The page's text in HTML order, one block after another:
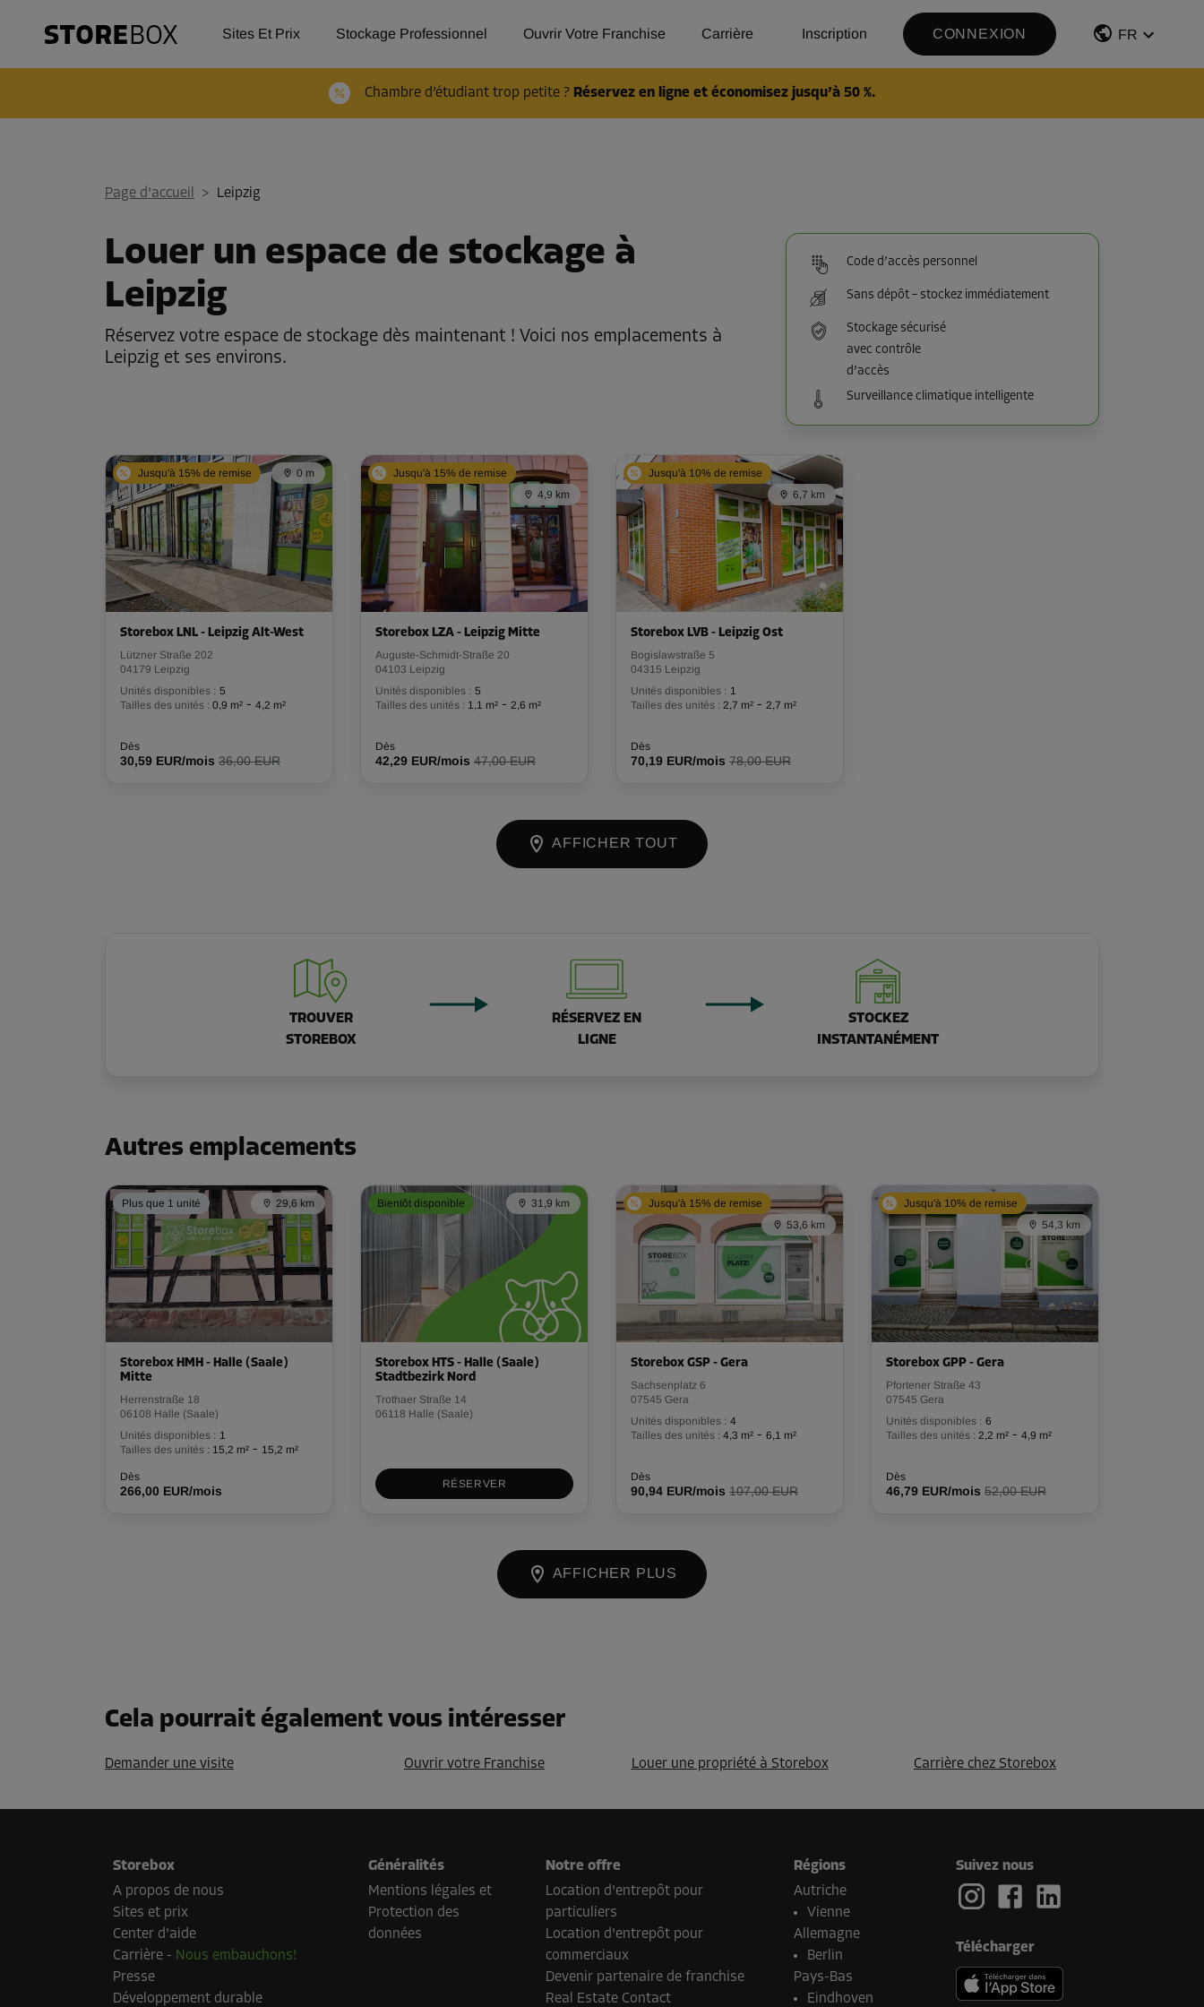
Sites Et Prix Stockage Professionnel Ouvrir Votre Franchise Carrière Inscription CONNEXION FR
Chambre d’étudiant trop petite ? Réservez en ligne et économisez jusqu’à 50 %.
Page d'accueil > Leipzig
Louer un espace de stockage à
Leipzig
Réservez votre espace de stockage dès maintenant ! Voici nos emplacements à
Leipzig et ses environs.
Code d’accès personnel
Sans dépôt – stockez immédiatement
Stockage sécurisé
avec contrôle
d’accès
Surveillance climatique intelligente
Jusqu'à 15% de remise 0 m
Storebox LNL - Leipzig Alt-West
Lützner Straße 202
04179 Leipzig
Unités disponibles : 5
Tailles des unités : 0,9 m² - 4,2 m²
Dès
30,59 EUR/mois 36,00 EUR
Jusqu'à 15% de remise
4,9 km
Storebox LZA - Leipzig Mitte
Auguste-Schmidt-Straße 20
04103 Leipzig
Unités disponibles : 5
Tailles des unités : 1,1 m² - 2,6 m²
Dès
42,29 EUR/mois 47,00 EUR
Jusqu'à 10% de remise
6,7 km
Storebox LVB - Leipzig Ost
Bogislawstraße 5
04315 Leipzig
Unités disponibles : 1
Tailles des unités : 2,7 m² - 2,7 m²
Dès
70,19 EUR/mois 78,00 EUR
AFFICHER TOUT
TROUVER
STOREBOX
RÉSERVEZ EN
LIGNE
STOCKEZ
INSTANTANÉMENT
Autres emplacements
Plus que 1 unité 29,6 km
Storebox HMH - Halle (Saale)
Mitte
Herrenstraße 18
06108 Halle (Saale)
Unités disponibles : 1
Tailles des unités : 15,2 m² - 15,2 m²
Dès
266,00 EUR/mois
Bientôt disponible 31,9 km
Storebox HTS - Halle (Saale)
Stadtbezirk Nord
Trothaer Straße 14
06118 Halle (Saale)
RÉSERVER
Jusqu'à 15% de remise
53,6 km
Storebox GSP - Gera
Sachsenplatz 6
07545 Gera
Unités disponibles : 4
Tailles des unités : 4,3 m² - 6,1 m²
Dès
90,94 EUR/mois 107,00 EUR
Jusqu'à 10% de remise
54,3 km
Storebox GPP - Gera
Pfortener Straße 43
07545 Gera
Unités disponibles : 6
Tailles des unités : 2,2 m² - 4,9 m²
Dès
46,79 EUR/mois 52,00 EUR
AFFICHER PLUS
Cela pourrait également vous intéresser
Demander une visite Ouvrir votre Franchise Louer une propriété à Storebox Carrière chez Storebox
Storebox
A propos de nous
Sites et prix
Center d'aide
Carrière - Nous embauchons!
Presse
Développement durable
Généralités
Mentions légales et
Protection des
données
Notre offre
Location d'entrepôt pour
particuliers
Location d'entrepôt pour
commerciaux
Devenir partenaire de franchise
Real Estate Contact
Régions
Autriche
Vienne
Allemagne
Berlin
Pays-Bas
Eindhoven
Suivez nous
Télécharger